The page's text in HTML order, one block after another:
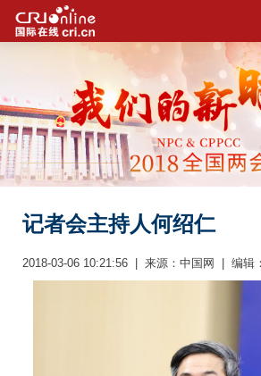
记者会主持人何绍仁
2018-03-06 10:21:56 | 来源：中国网 | 编辑